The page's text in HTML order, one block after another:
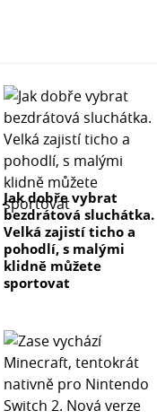
Jak dobře vybrat
bezdrátová sluchátka.
Velká zajistí ticho a
pohodlí, s malými
klidně můžete
sportovat